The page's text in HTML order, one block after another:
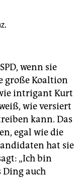
wenn sie
große Koaltion
intrigant Kurt
wie versiert
kann. Das
egal wie die
hat sie
„Ich bin
Ding auch